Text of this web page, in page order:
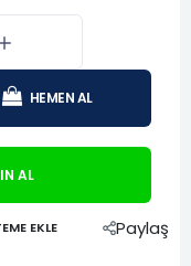
HEMEN AL
AL
EKLE Paylaş